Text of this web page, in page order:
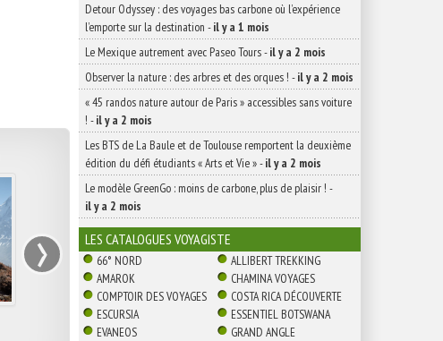
›
Detour Odyssey : des voyages bas carbone où l’expérience
l’emporte sur la destination -il y a 1 mois
Le Mexique autrement avec Paseo Tours-il y a 2 mois
Observer la nature : des arbres et des orques ! -il y a 2 mois
« 45 randos nature autour de Paris » accessibles sans voiture
! -il y a 2 mois
Les BTS de La Baule et de Toulouse remportent la deuxième
édition du défi étudiants « Arts et Vie »-il y a 2 mois
Le modèle GreenGo : moins de carbone, plus de plaisir ! -
il y a 2 mois
LES CATALOGUES VOYAGISTE
66° NORD
ALLIBERT TREKKING
AMAROK
CHAMINA VOYAGES
COMPTOIR DES VOYAGES
COSTA RICA DÉCOUVERTE
ESCURSIA
ESSENTIEL BOTSWANA
EVANEOS
GRAND ANGLE